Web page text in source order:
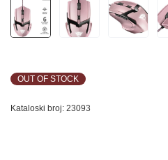
OUT OF STOCK
Kataloski broj: 23093